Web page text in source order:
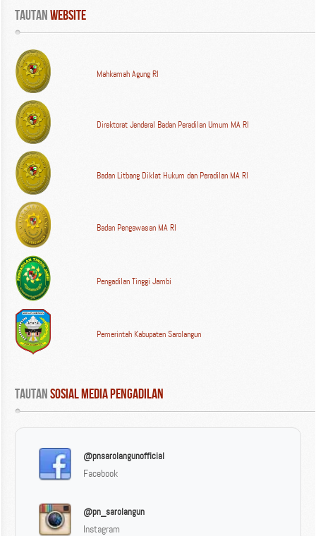
Tautan WEBSITE
Mahkamah Agung RI
Direktorat Jenderal Badan Peradilan Umum MA RI
Badan Litbang Diklat Hukum dan Peradilan MA RI
Badan Pengawasan MA RI
Pengadilan Tinggi Jambi
Pemerintah Kabupaten Sarolangun
Tautan Sosial Media Pengadilan
@pnsarolangunofficial
Facebook
@pn_sarolangun
Instagram